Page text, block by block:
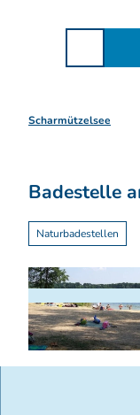
Scharmützelsee
Badestelle
Naturbadestellen
Der Ranziger See